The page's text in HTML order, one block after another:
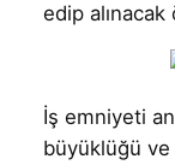
edip
İş emniyeti
büyüklüğü